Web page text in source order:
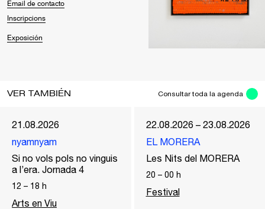
Email de contacto
Inscripcions
Exposición
VER TAMBIÉN Consultar toda la agenda
21.08.2026
nyamnyam
Si no vols pols no vinguis
a l’era. Jornada 4
12 – 18 h
Arts en Viu
22.08.2026 – 23.08.2026
EL MORERA
Les Nits del MORERA
20 – 00 h
Festival